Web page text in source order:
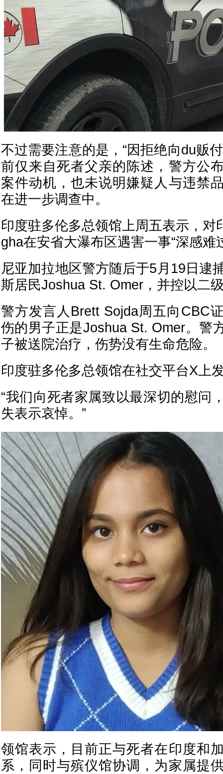
不过需要注意的是，“因拒绝向du贩
前仅来自死者父亲的陈述，警方公
案件动机，也未说明嫌疑人与违禁
在进一步调查中。
印度驻多伦多总领馆上周五表示，对
gha在安省大瀑布区遇害一事“深感难
尼亚加拉地区警方随后于5月19日逮
斯居民Joshua St. Omer，并控以二
警方发言人Brett Sojda周五向CBC
伤的男子正是Joshua St. Omer。警
子被送院治疗，伤势没有生命危险。
印度驻多伦多总领馆在社交平台X上
“我们向死者家属致以最深切的慰问
失表示哀悼。”
领馆表示，目前正与死者在印度和
系，同时与殡仪馆协调，为家属提